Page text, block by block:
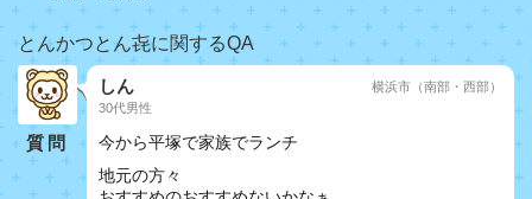
とんかつとん㐂に関するQA
質問
しん
30代男性
横浜市（南部・西部）
今から平塚で家族でランチ
地元の方々